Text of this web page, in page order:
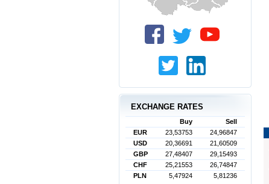
EXCHANGE RATES
Buy
Sell
EUR
23,53753
24,96847
USD
20,36691
21,60509
GBP
27,48407
29,15493
CHF
25,21553
26,74847
PLN
5,47924 5,81236